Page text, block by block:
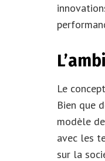
Le
Bien que
modèle
avec les
sur la